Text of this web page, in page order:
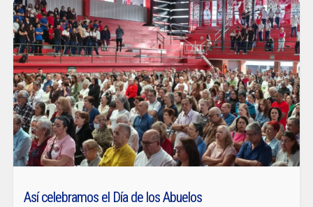
Así celebramos el Día de los Abuelos